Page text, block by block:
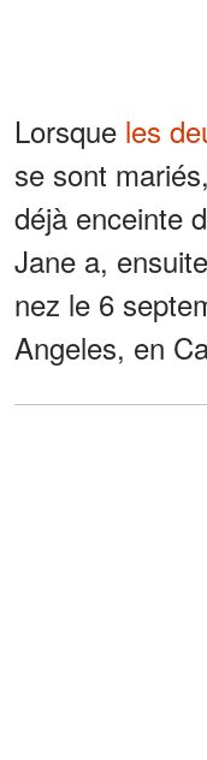
Lorsque les
se sont
déjà enceinte
Jane a,
nez le 6
Angeles, en